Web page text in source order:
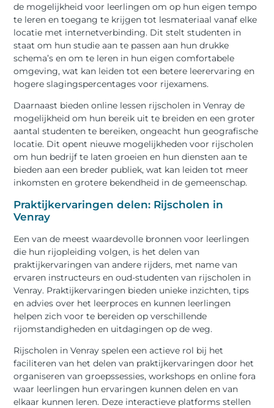
de mogelijkheid voor leerlingen om op hun eigen tempo
te leren en toegang te krijgen tot lesmateriaal vanaf elke
locatie met internetverbinding. Dit stelt studenten in
staat om hun studie aan te passen aan hun drukke
schema’s en om te leren in hun eigen comfortabele
omgeving, wat kan leiden tot een betere leerervaring en
hogere slagingspercentages voor rijexamens.
Daarnaast bieden online lessen rijscholen in Venray de
mogelijkheid om hun bereik uit te breiden en een groter
aantal studenten te bereiken, ongeacht hun geografische
locatie. Dit opent nieuwe mogelijkheden voor rijscholen
om hun bedrijf te laten groeien en hun diensten aan te
bieden aan een breder publiek, wat kan leiden tot meer
inkomsten en grotere bekendheid in de gemeenschap.
Praktijkervaringen delen: Rijscholen in
Venray
Een van de meest waardevolle bronnen voor leerlingen
die hun rijopleiding volgen, is het delen van
praktijkervaringen van andere rijders, met name van
ervaren instructeurs en oud-studenten van rijscholen in
Venray. Praktijkervaringen bieden unieke inzichten, tips
en advies over het leerproces en kunnen leerlingen
helpen zich voor te bereiden op verschillende
rijomstandigheden en uitdagingen op de weg.
Rijscholen in Venray spelen een actieve rol bij het
faciliteren van het delen van praktijkervaringen door het
organiseren van groepssessies, workshops en online fora
waar leerlingen hun ervaringen kunnen delen en van
elkaar kunnen leren. Deze interactieve platforms stellen